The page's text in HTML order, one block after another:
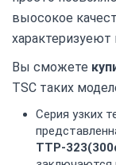
выосокое
Вы сможете
TSC таких
Серия узких
TTP-